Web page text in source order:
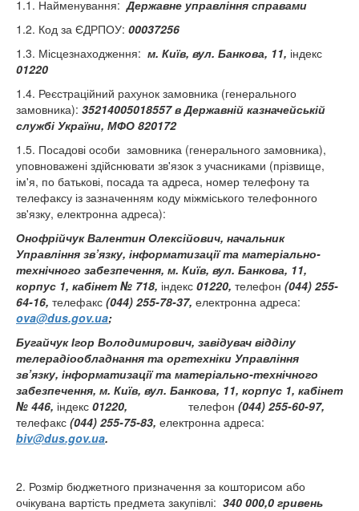
1.1. Найменування:Державне управління справами
1.2. Код за ЄДРПОУ: 00037256
1.3. Місцезнаходження: м. Київ, вул. Банкова, 11, індекс
01220
1.4. Реєстраційний рахунок замовника (генерального
замовника): 35214005018557 в Державній казначейській
службі України, МФО 820172
1.5. Посадові особи замовника (генерального замовника),
уповноважені здійснювати зв'язок з учасниками (прізвище,
ім'я, по батькові, посада та адреса, номер телефону та
телефаксу із зазначенням коду міжміського телефонного
зв'язку, електронна адреса):
Онофрійчук Валентин Олексійович, начальник
Управління зв’язку, інформатизації та матеріально-
технічного забезпечення, м. Київ, вул. Банкова, 11,
корпус 1, кабінет № 718, індекс 01220, телефон (044) 255-
64-16, телефакс (044) 255-78-37, електронна адреса:
ova@dus.gov.ua;
Бугайчук Ігор Володимирович, завідувач відділу
телерадіообладнання та оргтехніки Управління
зв’язку, інформатизації та матеріально-технічного
забезпечення, м. Київ, вул. Банкова, 11, корпус 1, кабінет
№ 446, індекс 01220, телефон (044) 255-60-97,
телефакс (044) 255-75-83, електронна адреса:
biv@dus.gov.ua.
2. Розмір бюджетного призначення за кошторисом або
очікувана вартість предмета закупівлі: 340 000,0 гривень